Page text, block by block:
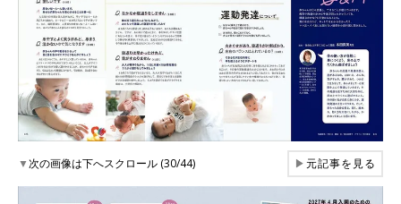
▼次の画像は下へスクロール (30/44) ▶元記事を見る